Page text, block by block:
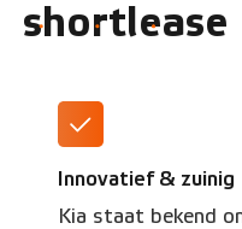
shortlease
Innovatief & zuinig
Kia staat bekend